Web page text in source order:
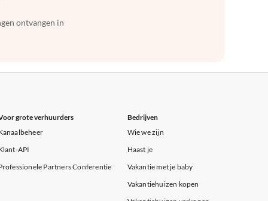
ontvangen in
grote verhuurders
API
Partners Conferentie
Bedrijven
Wie we zijn
Haast je
Vakantie met je baby
Vakantiehuizen kopen